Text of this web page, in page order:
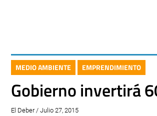
MEDIO AMBIENTE EMPRENDIMIENTO
Gobierno invertirá
El Deber / Julio 27, 2015